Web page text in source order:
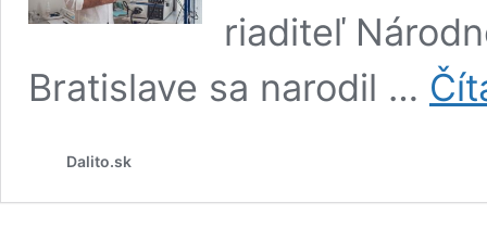
riaditeľ
Bratislave sa narodil …
Dalito.sk